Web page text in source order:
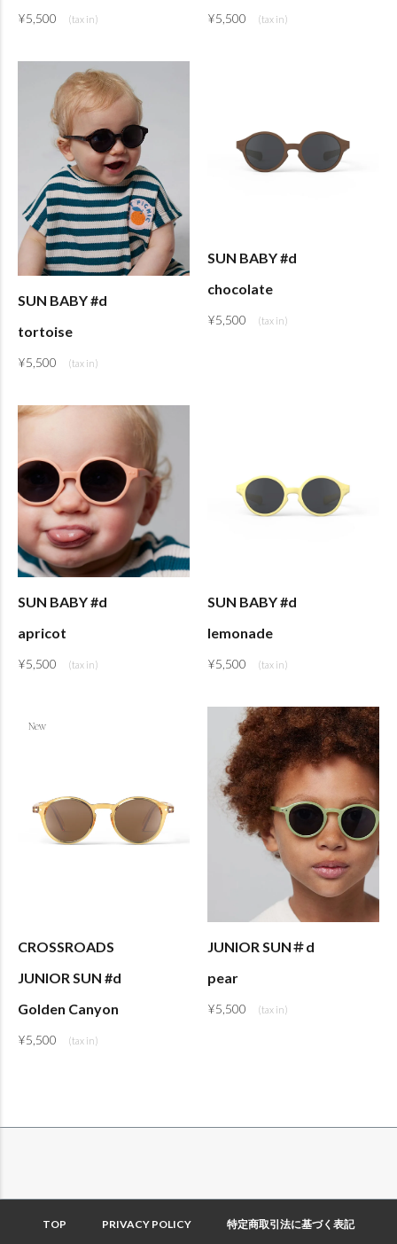
¥5,500 ¥5,500
SUN BABY #d
tortoise
¥5,500
SUN BABY #d
chocolate
¥5,500
SUN BABY #d
apricot
¥5,500
SUN BABY #d
lemonade
¥5,500
CROSSROADS
JUNIOR SUN #d
Golden Canyon
¥5,500
JUNIOR SUN＃d
pear
¥5,500
TOP PRIVACY POLICY 特定商取引法に基づく表記